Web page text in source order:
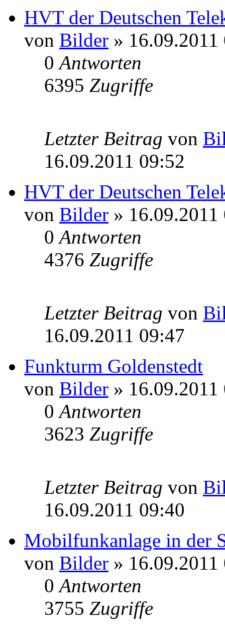
HVT der Deutschen
von Bilder » 16.09.2011
0Antworten
6395 Zugriffe
Letzter Beitrag von
16.09.2011 09:52
HVT der Deutschen
von Bilder » 16.09.2011
0Antworten
4376 Zugriffe
Letzter Beitrag von
16.09.2011 09:47
Funkturm Goldenstedt
von Bilder » 16.09.2011
0Antworten
3623 Zugriffe
Letzter Beitrag von
16.09.2011 09:40
Mobilfunkanlage in der
von Bilder » 16.09.2011
0Antworten
3755 Zugriffe